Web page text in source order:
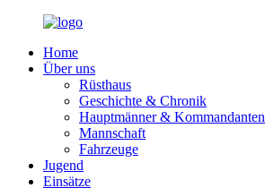
Home
Über uns
Rüsthaus
Geschichte & Chronik
Hauptmänner & Kommandanten
Mannschaft
Fahrzeuge
Jugend
Einsätze